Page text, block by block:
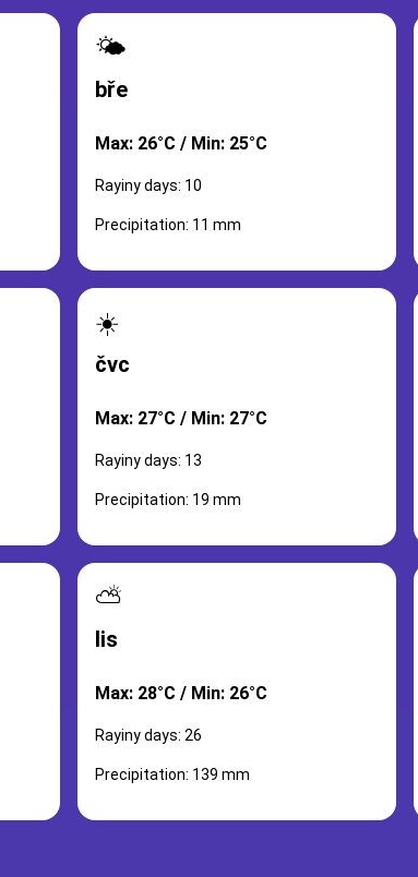
🌤️
bře
Max: 26°C / Min: 25°C
Rayiny days: 10
Precipitation: 11 mm
☀️
čvc
Max: 27°C / Min: 27°C
Rayiny days: 13
Precipitation: 19 mm
⛅
lis
Max: 28°C / Min: 26°C
Rayiny days: 26
Precipitation: 139 mm